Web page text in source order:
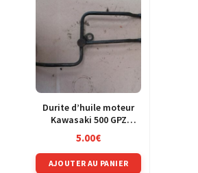
Durite d’huile moteur
Kawasaki 500 GPZ
ex500d 94-03
5.00€
AJOUTER AU PANIER